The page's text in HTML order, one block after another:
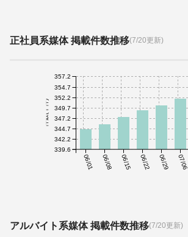
正社員系媒体 掲載件数推移(7/20更新)
06/01 06/08 06/15 06/22 06/29 07/06
件数(千件)
339.6
342.2
344.7
347.2
349.7
352.2
354.7
357.2
アルバイト系媒体 掲載件数推移(7/20更新)